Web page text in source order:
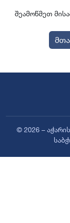
შეამოწმეთ
© 2026 –